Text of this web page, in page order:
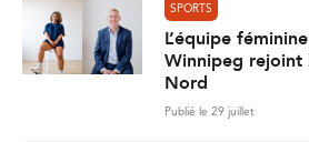
SPORTS
L’équipe
Winnipeg rejoint
Nord
Publié le 29 juillet